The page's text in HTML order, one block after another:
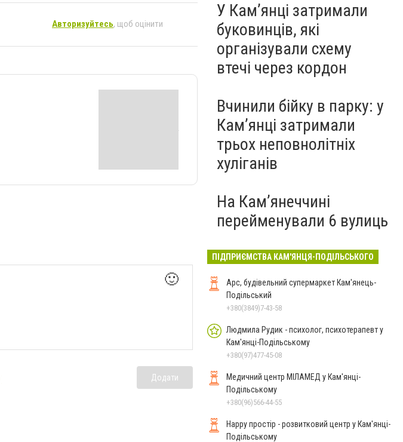
Авторизуйтесь, щоб оцінити
🙂
Додати
У Кам’янці затримали
буковинців, які
організували схему
втечі через кордон
Вчинили бійку в парку: у
Кам’янці затримали
трьох неповнолітніх
хуліганів
На Камʼянеччині
перейменували 6 вулиць
ПІДПРИЄМСТВА КАМ'ЯНЦЯ-ПОДІЛЬСЬКОГО
Арс, будівельний супермаркет Кам'янець-
Подільський
+380(3849)7-43-58
Людмила Рудик - психолог, психотерапевт у
Кам'янці-Подільському
+380(97)477-45-08
Медичний центр МІЛАМЕД у Кам'янці-
Подільському
+380(96)566-44-55
Happy простір - розвитковий центр у Кам'янці-
Подільському